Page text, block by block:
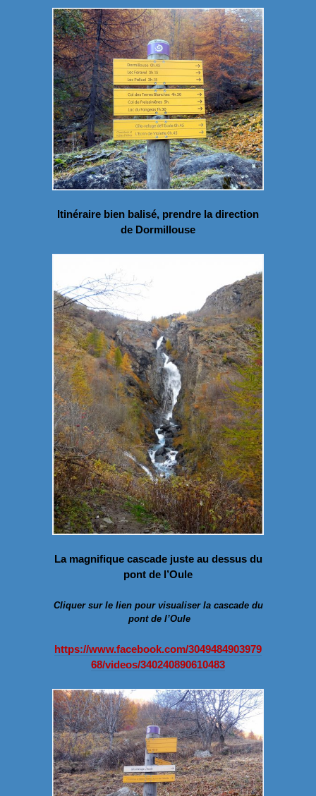
Itinéraire bien balisé, prendre la direction
de Dormillouse
La magnifique cascade juste au dessus du
pont de l’Oule
Cliquer sur le lien pour visualiser la cascade du
pont de l’Oule
https://www.facebook.com/3049484903979
68/videos/340240890610483